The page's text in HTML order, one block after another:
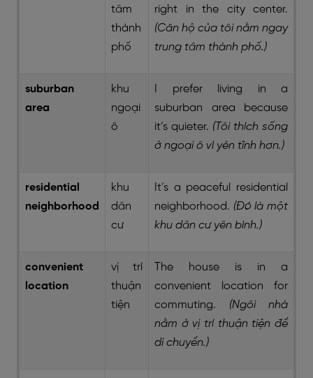
tâm
thành
phố
right in the city center.
(Căn hộ của tôi nằm ngay
trung tâm thành phố.)
suburban
area
khu
ngoại
ô
I prefer living in a
suburban area because
it’s quieter. (Tôi thích sống
ở ngoại ô vì yên tĩnh hơn.)
residential
neighborhood
khu
dân
cư
It’s a peaceful residential
neighborhood. (Đó là một
khu dân cư yên bình.)
convenient
location
vị trí
thuận
tiện
The house is in a
convenient location for
commuting.
(Ngôi nhà
nằm ở vị trí thuận tiện để
di chuyển.)